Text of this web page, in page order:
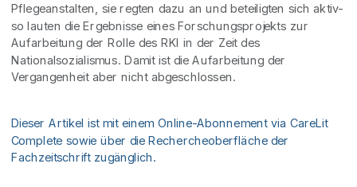
Pflegeanstalten, sie regten dazu an und beteiligten sich aktiv-
so lauten die Ergebnisse eines Forschungsprojekts zur
Aufarbeitung der Rolle des RKI in der Zeit des
Nationalsozialismus. Damit ist die Aufarbeitung der
Vergangenheit aber nicht abgeschlossen.
Dieser Artikel ist mit einem Online-Abonnement via CareLit
Complete sowie über die Rechercheoberfläche der
Fachzeitschrift zugänglich.